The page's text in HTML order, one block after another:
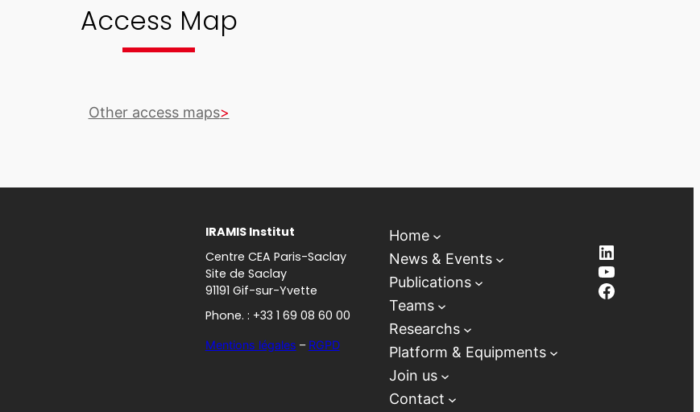
Access Map
Other access maps
IRAMIS Institut
Centre CEA Paris-Saclay
Site de Saclay
91191 Gif-sur-Yvette
Phone. : +33 1 69 08 60 00
Mentions légales – RGPD
Home
News & Events
Publications
Teams
Researchs
Platform & Equipments
Join us
Contact
LinkedIn
YouTube
Facebook